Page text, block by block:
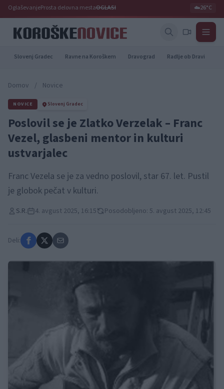
OglaševanjeProsta delovna mestaOGLASI ☁️26°C
Slovenj Gradec Ravne na Koroškem Dravograd Radlje ob Dravi
Domov / Novice
NOVICE Slovenj Gradec
Poslovil se je Zlatko Verzelak – Franc
Vezel, glasbeni mentor in kulturi
ustvarjalec
Franc Vezela se je za vedno poslovil, star 67. let. Pustil
je globok pečat v kulturi.
S.R. 4. avgust 2025, 16:15 Posodobljeno: 5. avgust 2025, 12:45
Deli: